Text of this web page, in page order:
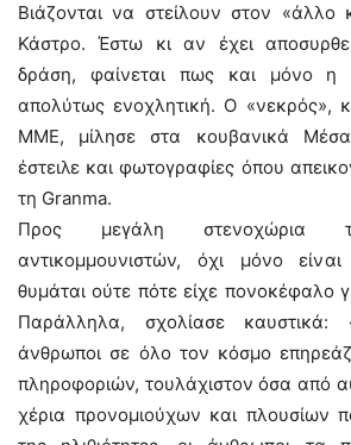
Βιάζονται να στείλουν στον «άλλο
Κάστρο. Έστω κι αν έχει
δράση, φαίνεται πως και μόνο η
απολύτως ενοχλητική. Ο «νεκρός»,
ΜΜΕ, μίλησε στα κουβανικά
έστειλε και φωτογραφίες όπου
τη Granma.
Προς μεγάλη στενοχώρια
αντικομμουνιστών, όχι μόνο
θυμάται ούτε πότε είχε πονοκέφαλο
Παράλληλα, σχολίασε καυστικά:
άνθρωποι σε όλο τον κόσμο
πληροφοριών, τουλάχιστον όσα από
χέρια προνομιούχων και πλουσίων